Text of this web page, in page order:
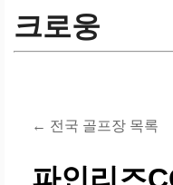
크로웅
← 전국 골프장 목록